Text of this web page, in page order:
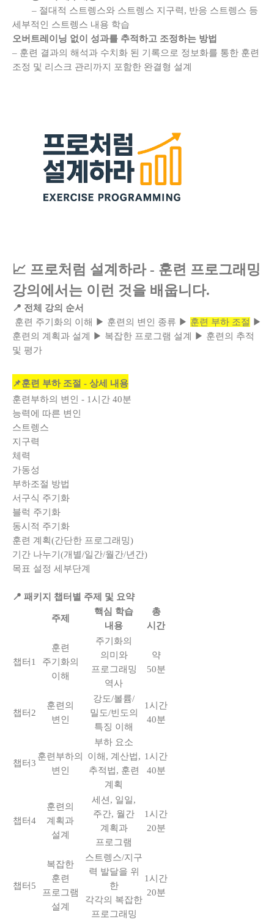
– 절대적 스트렝스와 스트렝스 지구력, 반응 스트렝스 등
세부적인 스트렝스 내용 학습
오버트레이닝 없이 성과를 추적하고 조정하는 방법
– 훈련 결과의 해석과 수치화 된 기록으로 정보화를 통한 훈련
조정 및 리스크 관리까지 포함한 완결형 설계
📈 프로처럼 설계하라 - 훈련 프로그래밍
강의에서는 이런 것을 배웁니다.
📍 전체 강의 순서
훈련 주기화의 이해 ▶ 훈련의 변인 종류 ▶ 훈련 부하 조절
▶
훈련의 계획과 설계 ▶ 복잡한 프로그램 설계 ▶ 훈련의 추적
및 평가
📌훈련 부하 조절 - 상세 내용
훈련부하의 변인 - 1시간 40분
능력에 따른 변인
스트렝스
지구력
체력
가동성
부하조절 방법
서구식 주기화
블럭 주기화
동시적 주기화
훈련 계획(간단한 프로그래밍)
기간 나누기(개별/일간/월간/년간)
목표 설정 세부단계
📍 패키지 챕터별 주제 및 요약
주제
핵심 학습
내용
총
시간
챕터1
훈련
주기화의
이해
주기화의
의미와
프로그래밍
역사
약
50분
챕터2
훈련의
변인
강도/볼륨/
밀도/빈도의
특징 이해
1시간
40분
챕터3
훈련부하의
변인
부하 요소
이해, 계산법,
추적법, 훈련
계획
1시간
40분
챕터4
훈련의
계획과
설계
세션, 일일,
주간, 월간
계획과
프로그램
1시간
20분
챕터5
복잡한
훈련
프로그램
설계
스트렝스/지구
력 발달을 위
한
각각의 복잡한
프로그래밍
1시간
20분